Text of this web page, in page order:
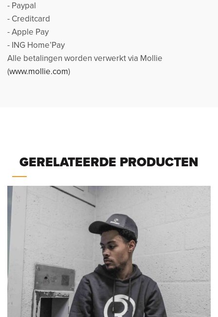
- Paypal
- Creditcard
- Apple Pay
- ING Home’Pay
Alle betalingen worden verwerkt via Mollie
(www.mollie.com)
GERELATEERDE PRODUCTEN